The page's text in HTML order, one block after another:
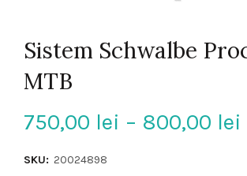
Sistem Schwalbe
MTB
750,00 lei – 800,00 lei
SKU: 20024898